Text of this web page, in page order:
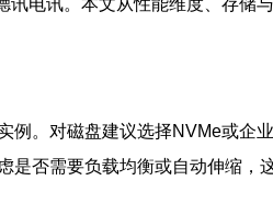
电讯。本文从性能维度、存储
。对磁盘建议选择NVMe或企
否需要负载均衡或自动伸缩，